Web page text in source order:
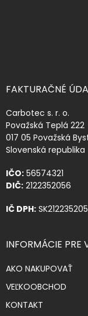
FAKTURAČNÉ
Carbotec s. r. o.
Považská Teplá 222
017 05 Považská
Slovenská republika
IČO: 56574321
DIČ: 2122352056
IČ DPH:
INFORMÁCIE PRE
AKO NAKUPOVAŤ
VEĽKOOBCHOD
KONTAKT